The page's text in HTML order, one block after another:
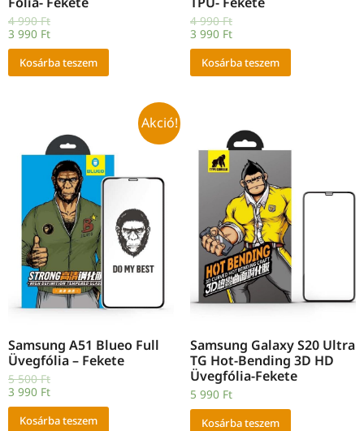
4 990Ft
3 990 Ft
Kosárba teszem
4 990Ft
3 990 Ft
Kosárba teszem
Akció!
Samsung A51 Blueo Full
Üvegfólia – Fekete
5 500Ft
3 990 Ft
Kosárba teszem
Samsung Galaxy S20 Ultra
TG Hot-Bending 3D HD
Üvegfólia-Fekete
5 990 Ft
Kosárba teszem